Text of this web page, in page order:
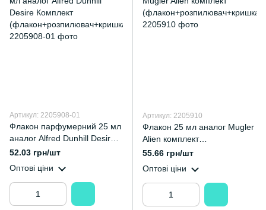
Артикул: 2205908-01
Флакон парфумерний 25 мл
аналог Alfred Dunhill Desire
Комплект
а)
52.03 грн/шт
Оптові ціни
Артикул: 2205910
Флакон 25 мл аналог Mugler
Alien комплект
(флакон+розпилювач+кришк
55.66 грн/шт
Оптові ціни